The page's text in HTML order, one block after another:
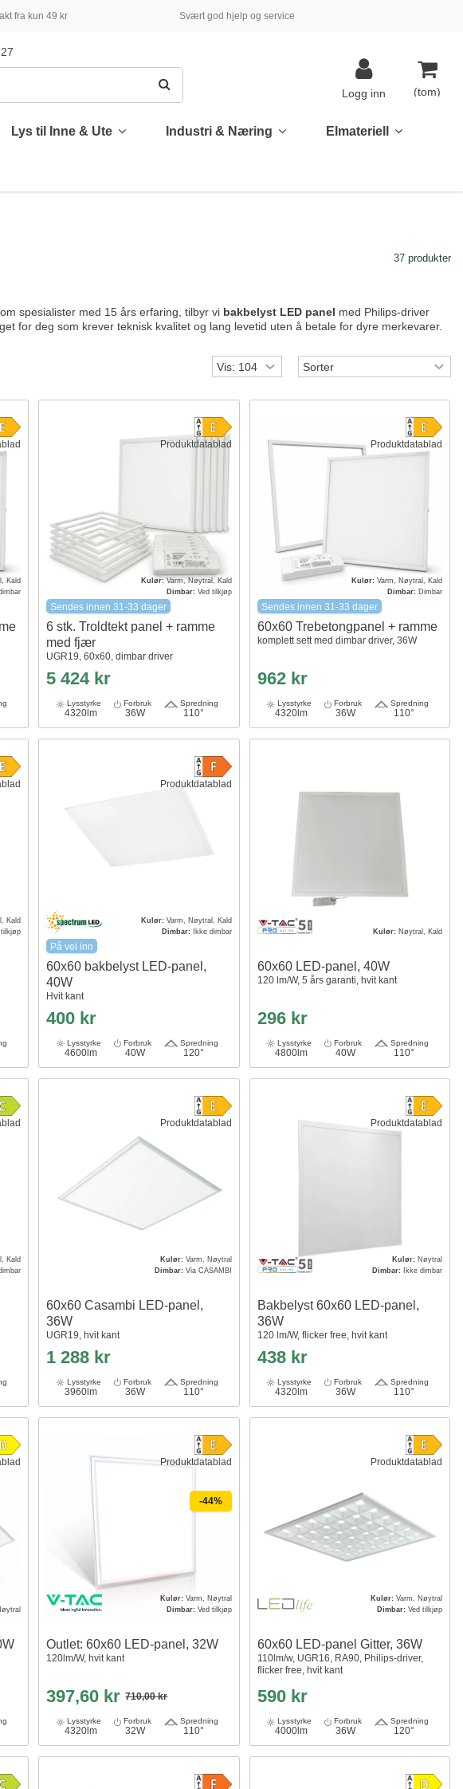
fra kun 49 kr Svært god hjelp og service
(tom)
Logg inn
Lys til Inne & Ute Industri & Næring Elmateriell
37 produkter
spesialister med 15 års erfaring, tilbyr vi bakbelyst LED panel med Philips-driver
for deg som krever teknisk kvalitet og lang levetid uten å betale for dyre merkevarer.
Kald
Produktdatablad
Kulør:Varm, Nøytral, Kald
Dimbar: Ved tilkjøp
Sendes innen 31-33 dager
6 stk. Troldtekt panel + ramme
med fjær
UGR19, 60x60, dimbar driver
5 424 kr
Lysstyrke
4320lm
Forbruk
36W
Spredning
110°
Produktdatablad
Kulør: Varm, Nøytral, Kald
Dimbar: Dimbar
Sendes innen 31-33 dager
60x60 Trebetongpanel + ramme
komplett sett med dimbar driver, 36W
962 kr
Lysstyrke
4320lm
Forbruk
36W
Spredning
110°
Kald
tilkjøp
Produktdatablad
Kulør: Varm, Nøytral, Kald
Dimbar: Ikke dimbar
På vei inn
60x60 bakbelyst LED-panel,
40W
Hvit kant
400 kr
Lysstyrke
4600lm
Forbruk
40W
Spredning
120°
Kulør: Nøytral, Kald
60x60 LED-panel, 40W
120 lm/W, 5 års garanti, hvit kant
296 kr
Lysstyrke
4800lm
Forbruk
40W
Spredning
110°
Kald
Produktdatablad
Kulør: Varm, Nøytral
Dimbar: Via CASAMBI
60x60 Casambi LED-panel,
36W
UGR19, hvit kant
1 288 kr
Lysstyrke
3960lm
Forbruk
36W
Spredning
110°
Produktdatablad
Kulør: Nøytral
Dimbar: Ikke dimbar
Bakbelyst 60x60 LED-panel,
36W
120 lm/W, flicker free, hvit kant
438 kr
Lysstyrke
4320lm
Forbruk
36W
Spredning
110°
Produktdatablad
Kulør: Varm, Nøytral
Dimbar: Ved tilkjøp
-44%
Outlet: 60x60 LED-panel, 32W
120lm/W, hvit kant
397,60 kr710,00 kr
Lysstyrke
4320lm
Forbruk
32W
Spredning
110°
Produktdatablad
Kulør: Varm, Nøytral
Dimbar: Ved tilkjøp
60x60 LED-panel Gitter, 36W
110lm/w, UGR16, RA90, Philips-driver,
flicker free, hvit kant
590 kr
Lysstyrke
4000lm
Forbruk
36W
Spredning
120°